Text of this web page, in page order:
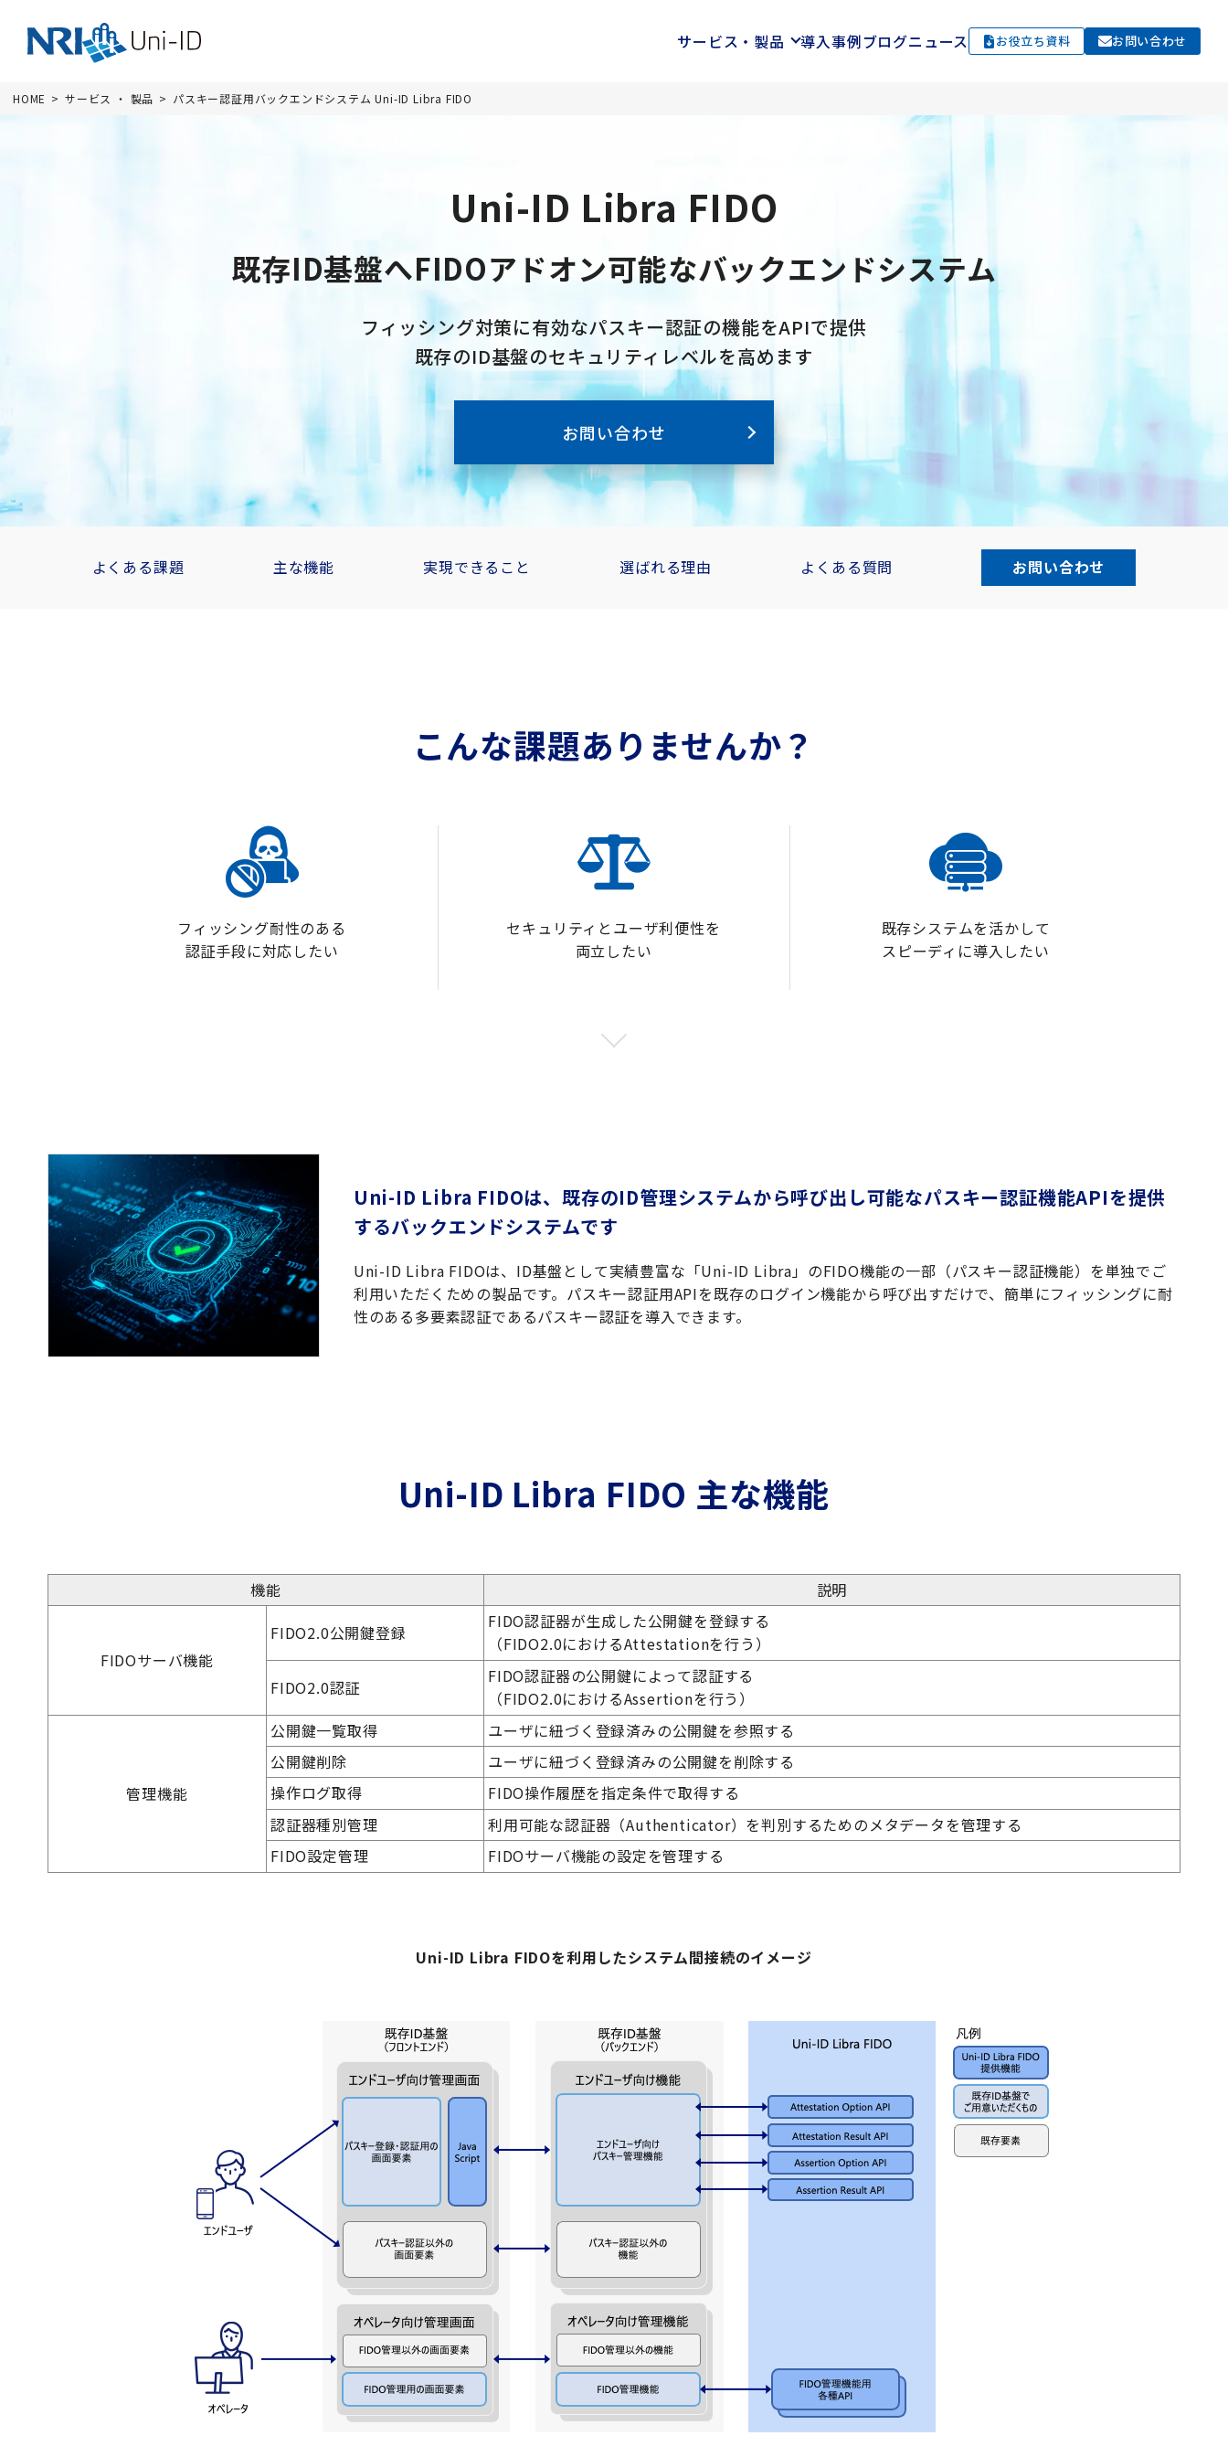
サービス・製品 導入事例ブログニュース お役立ち資料 お問い合わせ
HOME サービス ・ 製品 パスキー認証用バックエンドシステム Uni-ID Libra FIDO
Uni-ID Libra FIDO
既存ID基盤へFIDOアドオン可能なバックエンドシステム
フィッシング対策に有効なパスキー認証の機能をAPIで提供
既存のID基盤のセキュリティレベルを高めます
お問い合わせ
よくある課題 主な機能 実現できること 選ばれる理由 よくある質問 お問い合わせ
こんな課題ありませんか？
フィッシング耐性のある
認証手段に対応したい
セキュリティとユーザ利便性を
両立したい
既存システムを活かして
スピーディに導入したい
Uni-ID Libra FIDOは、既存のID管理システムから呼び出し可能なパスキー認証機能APIを提供
するバックエンドシステムです
Uni-ID Libra FIDOは、ID基盤として実績豊富な「Uni-ID Libra」のFIDO機能の一部（パスキー認証機能）を単独でご
利用いただくための製品です。 パスキー認証用APIを既存のログイン機能から呼び出すだけで、簡単にフィッシングに耐
性のある多要素認証であるパスキー認証を導入できます。
Uni-ID Libra FIDO 主な機能
機能 説明
FIDOサーバ機能
FIDO2.0公開鍵登録
FIDO認証器が生成した公開鍵を登録する
（FIDO2.0におけるAttestationを行う）
FIDO2.0認証
FIDO認証器の公開鍵によって認証する
（FIDO2.0におけるAssertionを行う）
管理機能
公開鍵一覧取得
ユーザに紐づく登録済みの公開鍵を参照する
公開鍵削除
ユーザに紐づく登録済みの公開鍵を削除する
操作ログ取得
FIDO操作履歴を指定条件で取得する
認証器種別管理
利用可能な認証器（Authenticator）を判別するためのメタデータを管理する
FIDO設定管理
FIDOサーバ機能の設定を管理する
Uni-ID Libra FIDOを利用したシステム間接続のイメージ